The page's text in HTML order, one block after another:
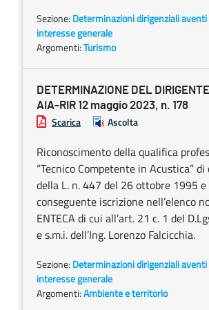
Sezione: Determinazioni dirigenziali
interesse generale
Argomenti:Turismo
DETERMINAZIONE DEL
AIA-RIR 12 maggio 2023, n. 178
Scarica Ascolta
Riconoscimento della qualifica
“Tecnico Competente in Acustica” di
della L. n. 447 del 26 ottobre 1995 e
conseguente iscrizione nell’elenco
ENTECA di cui all’art. 21 c. 1 del
e s.m.i. dell’Ing. Lorenzo Falcicchia.
Sezione: Determinazioni dirigenziali
interesse generale
Argomenti:Ambiente e territorio